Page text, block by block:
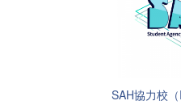
SAH協力校（